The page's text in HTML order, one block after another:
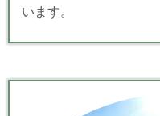
います。